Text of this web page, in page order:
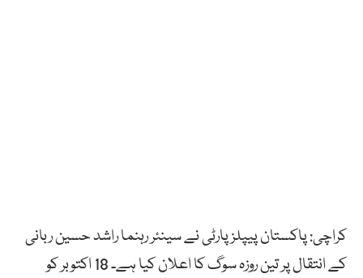
کراچی: پاکستان پیپلزپارٹی نے سینئر رہنما راشد حسین ربانی
کے انتقال پر تین روزہ سوگ کا اعلان کیا ہے۔ 18 اکتوبر کو